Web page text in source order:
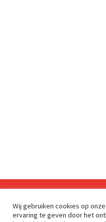
Sinds 2009 is RetailDetail
Wij gebruiken cookies op
ervaring te geven door het